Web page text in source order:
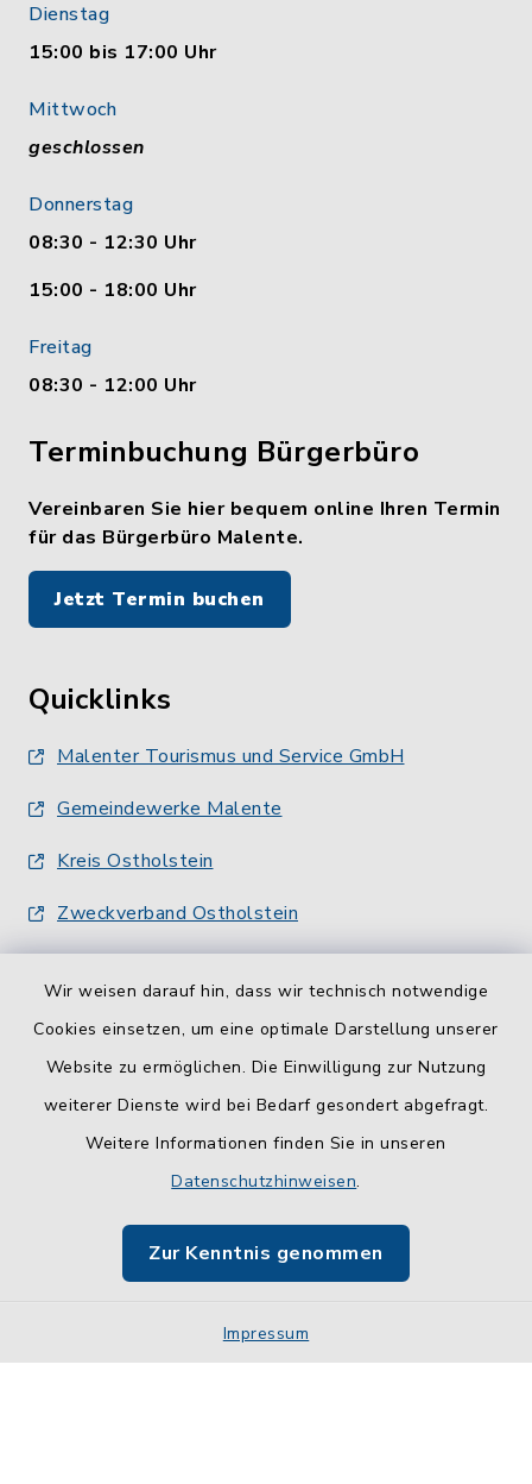
Wir weisen darauf hin, dass wir technisch notwendige
Cookies einsetzen, um eine optimale Darstellung unserer
Website zu ermöglichen. Die Einwilligung zur Nutzung
weiterer Dienste wird bei Bedarf gesondert abgefragt.
Weitere Informationen finden Sie in unseren
Datenschutzhinweisen.
Zur Kenntnis genommen
Impressum
Dienstag
15:00 bis 17:00 Uhr
Mittwoch
geschlossen
Donnerstag
08:30 - 12:30 Uhr
15:00 - 18:00 Uhr
Freitag
08:30 - 12:00 Uhr
Terminbuchung Bürgerbüro
Vereinbaren Sie hier bequem online Ihren Termin
für das Bürgerbüro Malente.
Jetzt Termin buchen
Quicklinks
Malenter Tourismus und Service GmbH
Gemeindewerke Malente
Kreis Ostholstein
Zweckverband Ostholstein
Barrierefreiheit
Impressum
Sitemap